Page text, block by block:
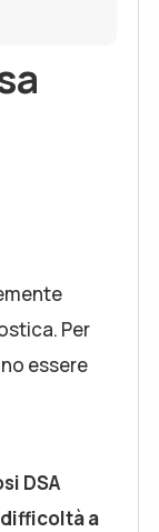
Per
essere
DSA
a